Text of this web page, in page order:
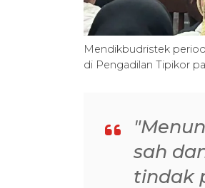
Mendikbudristek
di Pengadilan Tipikor
sah
tindak